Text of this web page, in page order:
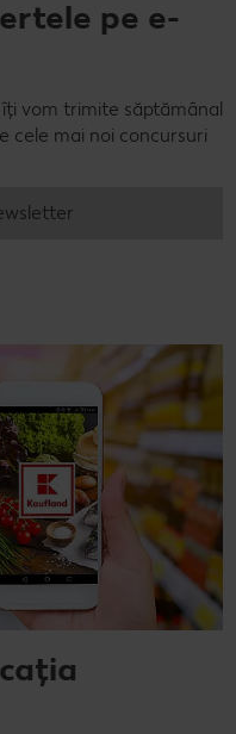
pe e-
vom trimite săptămânal
cele mai noi concursuri